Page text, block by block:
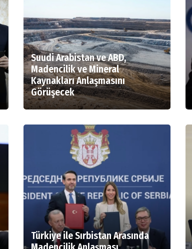
Suudi Arabistan ve ABD,
Madencilik ve Mineral
Kaynakları Anlaşmasını
Görüşecek
Türkiye ile Sırbistan Arasında